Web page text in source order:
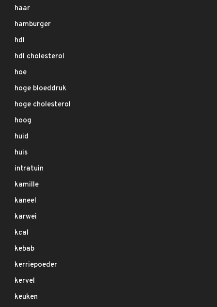
haar
hamburger
hdl
hdl cholesterol
hoe
hoge bloeddruk
hoge cholesterol
hoog
huid
huis
intratuin
kamille
kaneel
karwei
kcal
kebab
kerriepoeder
kervel
keuken